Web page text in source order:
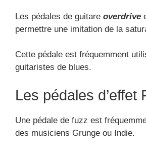
Les pédales de guitare overdrive
permettre une imitation de la
Cette pédale est fréquemment
guitaristes de blues.
Les pédales d’effet
Une pédale de fuzz est
des musiciens Grunge ou Indie.